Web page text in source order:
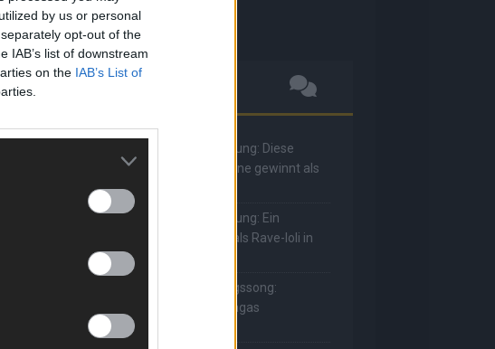
by us or personal
opt-out of the
IAB’s list of downstream
on the IAB’s List of
The Masked Singer: Enthüllung: Diese
Moderatorin und Comedienne gewinnt als
Muuhnika
The Masked Singer: Enthüllung: Ein
deutscher Sänger hat sich als Rave-Ioli in
die Herzen gesungen
The Masked Singer: Lieblingssong:
Muuhnika kehrt mit Lady Gagas
„Abracadabra“ zurück